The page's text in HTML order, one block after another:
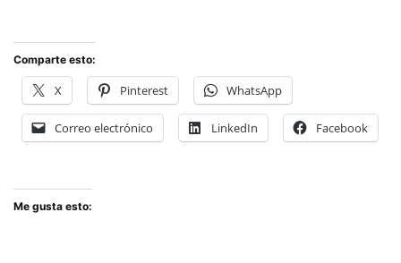
Comparte esto:
X Pinterest WhatsApp
Correo electrónico LinkedIn Facebook
Me gusta esto: